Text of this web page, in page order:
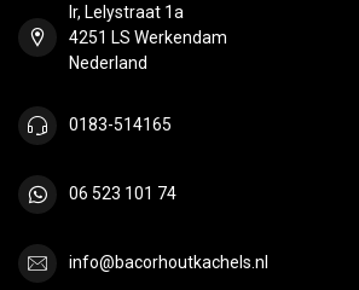
Ir, Lelystraat 1a
4251 LS Werkendam
Nederland
0183-514165
06 523 101 74
info@bacorhoutkachels.nl